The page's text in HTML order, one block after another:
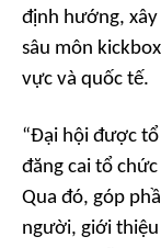
định hướng,
sâu môn
vực và quốc tế.
“Đại hội được
đăng cai tổ chức
Qua đó, góp
người, giới